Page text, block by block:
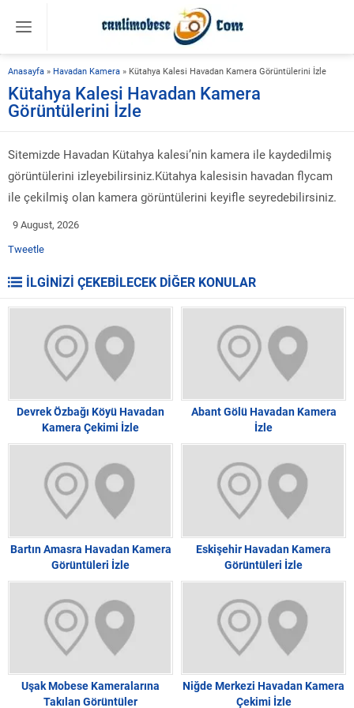
Anasayfa » Havadan Kamera » Kütahya Kalesi Havadan Kamera Görüntülerini İzle
Kütahya Kalesi Havadan Kamera
Görüntülerini İzle
Sitemizde Havadan Kütahya kalesi’nin kamera ile kaydedilmiş
görüntülerini izleyebilirsiniz.Kütahya kalesisin havadan flycam
ile çekilmiş olan kamera görüntülerini keyifle seyredebilirsiniz.
9 August, 2026
Tweetle
İLGİNİZİ ÇEKEBİLECEK DİĞER KONULAR
Devrek Özbağı Köyü Havadan
Kamera Çekimi İzle
Abant Gölü Havadan Kamera
İzle
Bartın Amasra Havadan Kamera
Görüntüleri İzle
Eskişehir Havadan Kamera
Görüntüleri İzle
Uşak Mobese Kameralarına
Takılan Görüntüler
Niğde Merkezi Havadan Kamera
Çekimi İzle